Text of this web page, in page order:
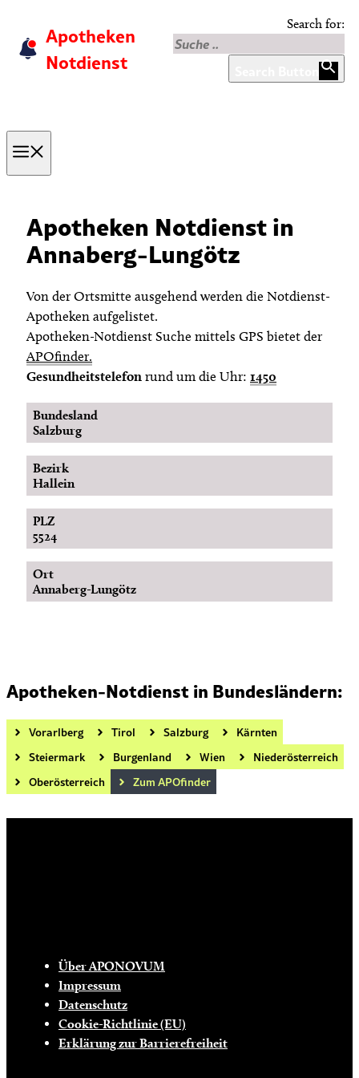
content
Apotheken
Notdienst
Search for:
Apotheken Notdienst in
Annaberg-Lungötz
Von der Ortsmitte ausgehend werden die Notdienst-
Apotheken aufgelistet.
Apotheken-Notdienst Suche mittels GPS bietet der
APOfinder.
Gesundheitstelefon rund um die Uhr: 1450
Bundesland
Salzburg
Bezirk
Hallein
PLZ
5524
Ort
Annaberg-Lungötz
Apotheken-Notdienst in Bundesländern:
Vorarlberg Tirol Salzburg
Kärnten
Steiermark
Burgenland Wien
Niederösterreich
Oberösterreich
Zum APOfinder
Über APONOVUM
Impressum
Datenschutz
Cookie-Richtlinie (EU)
Erklärung zur Barrierefreiheit